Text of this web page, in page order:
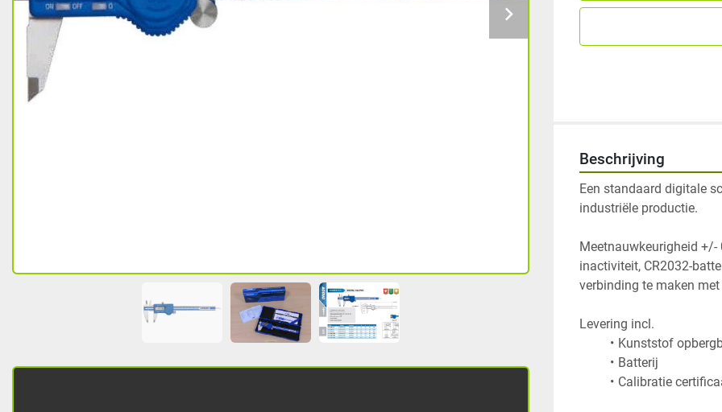
Beschrijving
Een standaard digitale
industriële productie.
Meetnauwkeurigheid
inactiviteit, CR2032-
verbinding te maken met
Calibratie